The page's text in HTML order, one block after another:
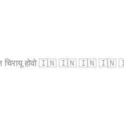
होवो 🇮🇳 🇮🇳 🇮🇳 🇮🇳 🇮🇳